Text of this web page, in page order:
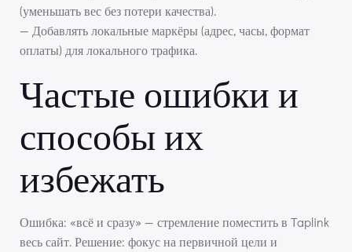
(уменьшать вес без потери качества).
— Добавлять локальные маркёры (адрес, часы, формат
оплаты) для локального трафика.
Частые ошибки и
способы их
избежать
Ошибка: «всё и сразу» — стремление поместить в Taplink
весь сайт. Решение: фокус на первичной цели и